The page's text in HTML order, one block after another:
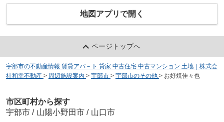
地図アプリで開く
ページトップへ
宇部市の不動産情報 賃貸アパ－ト 貸家 中古住宅 中古マンション 土地｜株式会
社和幸不動産 > 周辺施設案内 > 宇部市 > 宇部市のその他 > お好焼佳々也
市区町村から探す
宇部市 / 山陽小野田市 / 山口市